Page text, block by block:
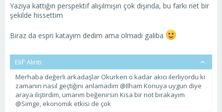
Yazıya kattığın perspektif alışılmışın çok dışında, bu farkı net bir
şekilde hissettim
Biraz da espri katayım dedim ama olmadı galiba
Elif' Alıntı:
Merhaba değerli arkadaşlar Okurken o kadar akıcı ilerliyordu ki
zamanın nasıl geçtiğini anlamadım @Ilham Konuya uygun diye
araya iliştirdim, umarım beğenirsin Kısa bir not bırakayım
@Simge, ekonomik etkisi de çok